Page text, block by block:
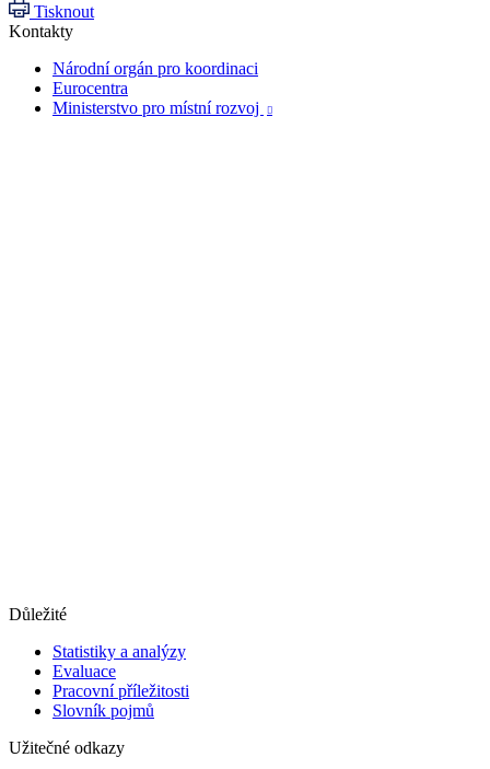
Tisknout
Kontakty
Národní orgán pro koordinaci
Eurocentra
Ministerstvo pro místní rozvoj

Důležité
Statistiky a analýzy
Evaluace
Pracovní příležitosti
Slovník pojmů
Užitečné odkazy